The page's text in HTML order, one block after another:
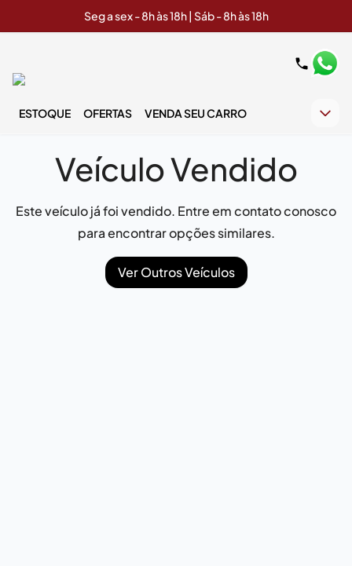
Seg a sex - 8h às 18h | Sáb - 8h às 18h
ESTOQUE OFERTAS VENDA SEU CARRO
Veículo Vendido
Este veículo já foi vendido. Entre em contato conosco
para encontrar opções similares.
Ver Outros Veículos